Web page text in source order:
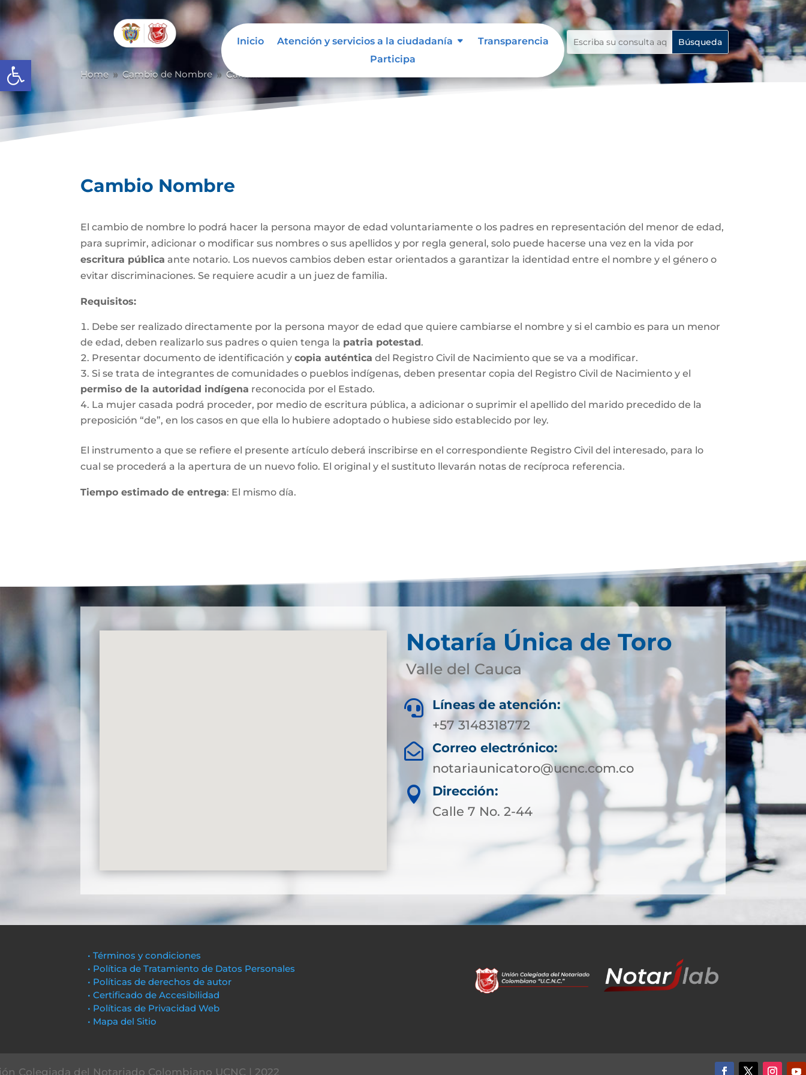
Abrir barra de herramientas
Inicio Atención y servicios a la ciudadanía
Transparencia
Participa
Home 9 Cambio de Nombre 9 Cambio Nombre
Cambio Nombre
El cambio de nombre lo podrá hacer la persona mayor de edad voluntariamente o los padres en representación del menor de edad,
para suprimir, adicionar o modificar sus nombres o sus apellidos y por regla general, solo puede hacerse una vez en la vida por
escritura pública ante notario. Los nuevos cambios deben estar orientados a garantizar la identidad entre el nombre y el género o
evitar discriminaciones. Se requiere acudir a un juez de familia.
Requisitos:
Debe ser realizado directamente por la persona mayor de edad que quiere cambiarse el nombre y si el cambio es para un menor
de edad, deben realizarlo sus padres o quien tenga la patria potestad.
Presentar documento de identificación ycopia auténtica del Registro Civil de Nacimiento que se va a modificar.
Si se trata de integrantes de comunidades o pueblos indígenas, deben presentar copia del Registro Civil de Nacimiento y el
permiso de la autoridad indígena reconocida por el Estado.
La mujer casada podrá proceder, por medio de escritura pública, a adicionar o suprimir el apellido del marido precedido de la
preposición “de”, en los casos en que ella lo hubiere adoptado o hubiese sido establecido por ley.
El instrumento a que se refiere el presente artículo deberá inscribirse en el correspondiente Registro Civil del interesado, para lo
cual se procederá a la apertura de un nuevo folio. El original y el sustituto llevarán notas de recíproca referencia.
Tiempo estimado de entrega: El mismo día.
Notaría Única de Toro
Valle del Cauca

Líneas de atención:
+57 3148318772
 Correo electrónico:
notariaunicatoro@ucnc.com.co

Dirección:
Calle 7 No. 2-44
• Términos y condiciones
• Política de Tratamiento de Datos Personales
• Políticas de derechos de autor
• Certificado de Accesibilidad
• Políticas de Privacidad Web
• Mapa del Sitio
Colegiada del Notariado Colombiano UCNC | 2022